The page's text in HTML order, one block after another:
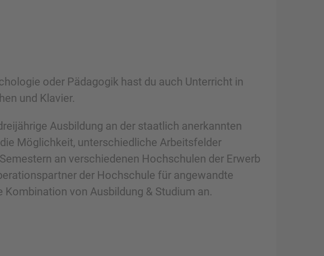
oder Pädagogik hast du auch Unterricht in
und Klavier.
Ausbildung an der staatlich anerkannten
Möglichkeit, unterschiedliche Arbeitsfelder
an verschiedenen Hochschulen der Erwerb
der Hochschule für angewandte
von Ausbildung & Studium an.